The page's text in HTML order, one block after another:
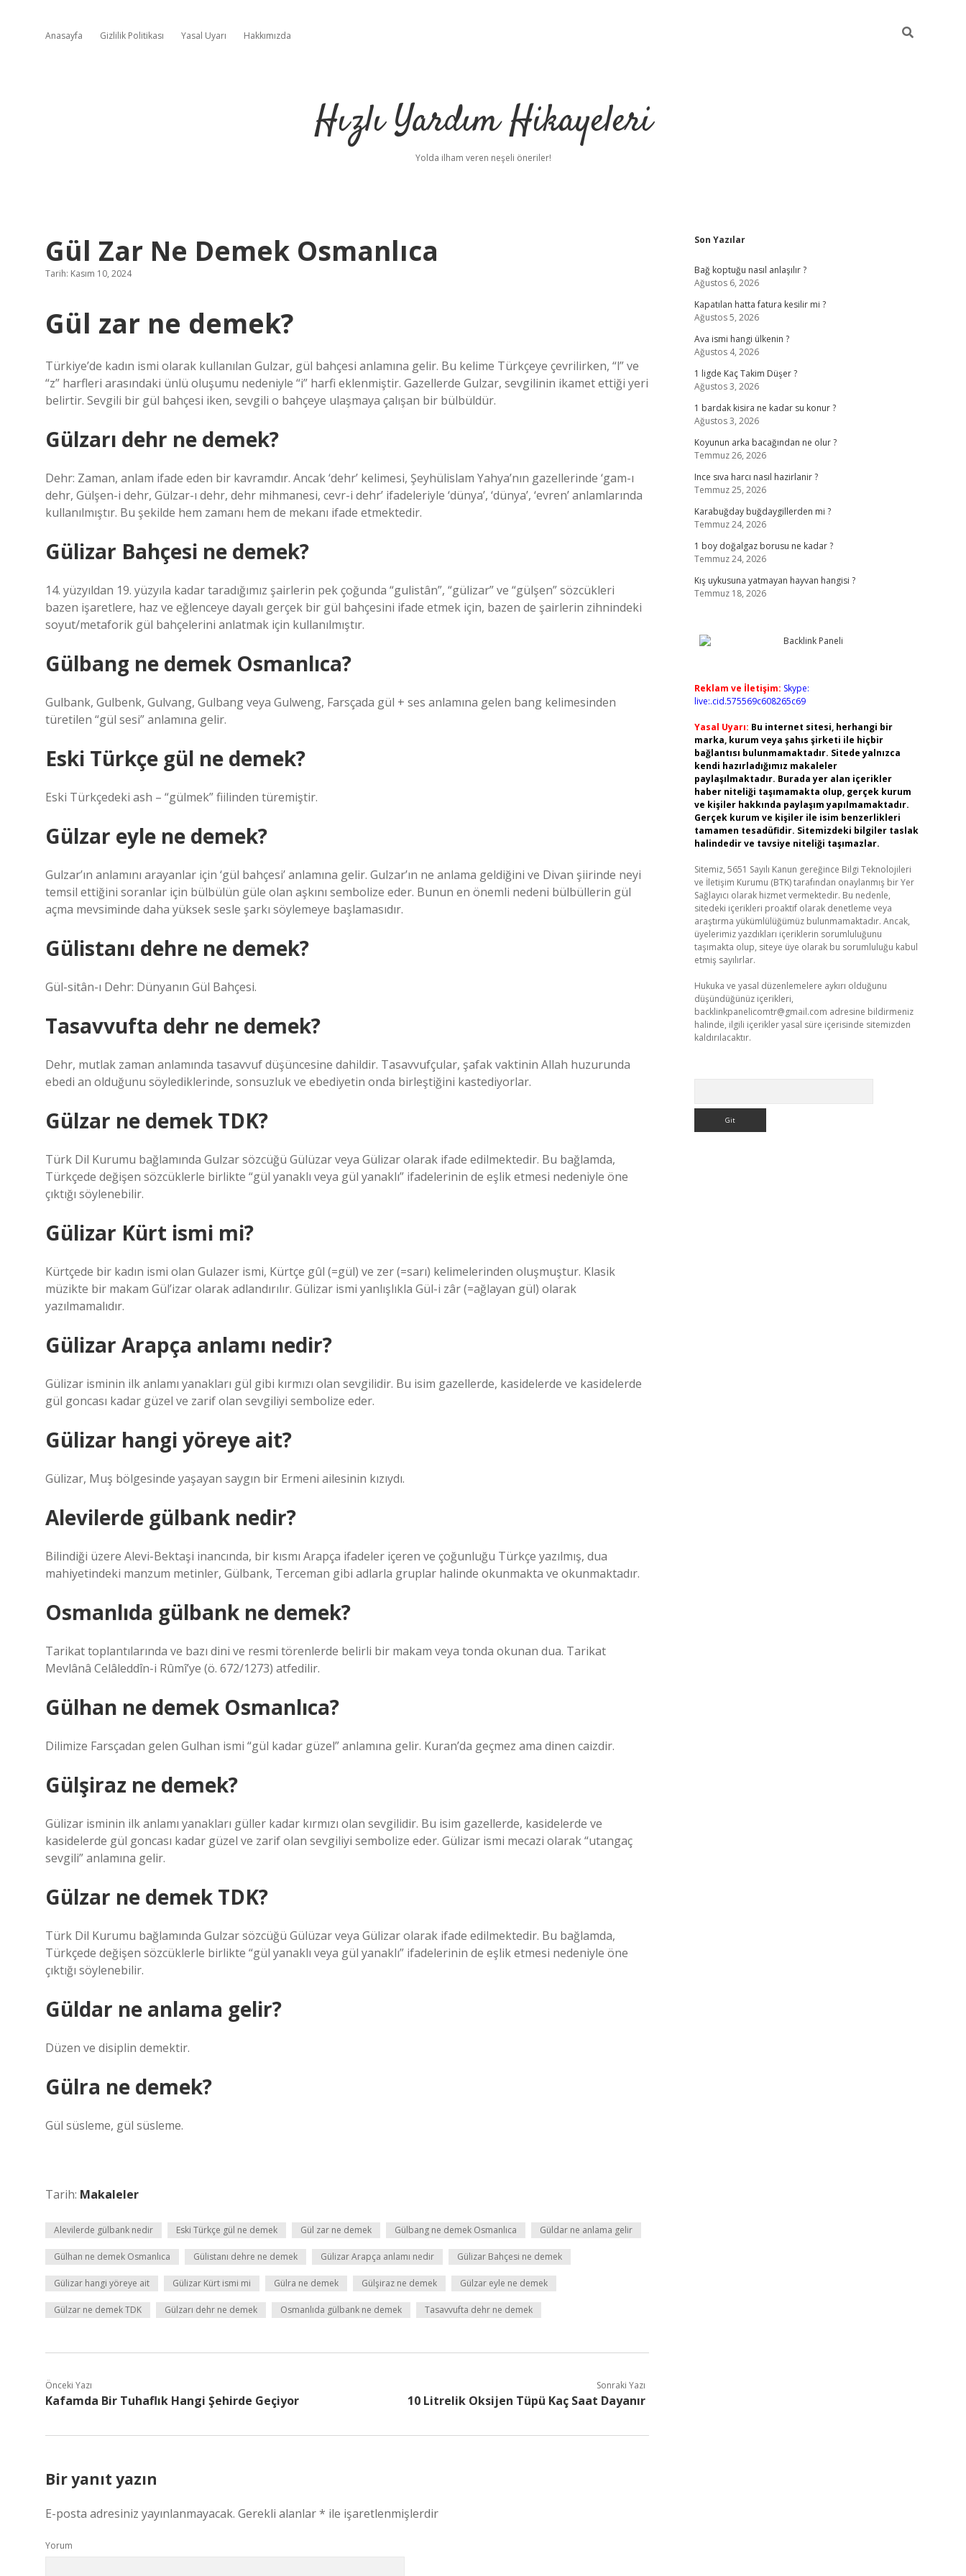
Anasayfa Gizlilik Politikası Yasal Uyarı Hakkımızda
Hızlı Yardım Hikayeleri
Yolda ilham veren neşeli öneriler!
Gül Zar Ne Demek Osmanlıca
Tarih: Kasım 10, 2024
Gül zar ne demek?
Türkiye’de kadın ismi olarak kullanılan Gulzar, gül bahçesi anlamına gelir. Bu kelime Türkçeye çevrilirken, “l” ve
“z” harfleri arasındaki ünlü oluşumu nedeniyle “i” harfi eklenmiştir. Gazellerde Gulzar, sevgilinin ikamet ettiği yeri
belirtir. Sevgili bir gül bahçesi iken, sevgili o bahçeye ulaşmaya çalışan bir bülbüldür.
Gülzarı dehr ne demek?
Dehr: Zaman, anlam ifade eden bir kavramdır. Ancak ‘dehr’ kelimesi, Şeyhülislam Yahya’nın gazellerinde ‘gam-ı
dehr, Gülşen-i dehr, Gülzar-ı dehr, dehr mihmanesi, cevr-i dehr’ ifadeleriyle ‘dünya’, ‘dünya’, ‘evren’ anlamlarında
kullanılmıştır. Bu şekilde hem zamanı hem de mekanı ifade etmektedir.
Gülizar Bahçesi ne demek?
14. yüzyıldan 19. yüzyıla kadar taradığımız şairlerin pek çoğunda “gulistân”, “gülizar” ve “gülşen” sözcükleri
bazen işaretlere, haz ve eğlenceye dayalı gerçek bir gül bahçesini ifade etmek için, bazen de şairlerin zihnindeki
soyut/metaforik gül bahçelerini anlatmak için kullanılmıştır.
Gülbang ne demek Osmanlıca?
Gulbank, Gulbenk, Gulvang, Gulbang veya Gulweng, Farsçada gül + ses anlamına gelen bang kelimesinden
türetilen “gül sesi” anlamına gelir.
Eski Türkçe gül ne demek?
Eski Türkçedeki ash – “gülmek” fiilinden türemiştir.
Gülzar eyle ne demek?
Gulzar’ın anlamını arayanlar için ‘gül bahçesi’ anlamına gelir. Gulzar’ın ne anlama geldiğini ve Divan şiirinde neyi
temsil ettiğini soranlar için bülbülün güle olan aşkını sembolize eder. Bunun en önemli nedeni bülbüllerin gül
açma mevsiminde daha yüksek sesle şarkı söylemeye başlamasıdır.
Gülistanı dehre ne demek?
Gül-sitân-ı Dehr: Dünyanın Gül Bahçesi.
Tasavvufta dehr ne demek?
Dehr, mutlak zaman anlamında tasavvuf düşüncesine dahildir. Tasavvufçular, şafak vaktinin Allah huzurunda
ebedi an olduğunu söylediklerinde, sonsuzluk ve ebediyetin onda birleştiğini kastediyorlar.
Gülzar ne demek TDK?
Türk Dil Kurumu bağlamında Gulzar sözcüğü Gülüzar veya Gülizar olarak ifade edilmektedir. Bu bağlamda,
Türkçede değişen sözcüklerle birlikte “gül yanaklı veya gül yanaklı” ifadelerinin de eşlik etmesi nedeniyle öne
çıktığı söylenebilir.
Gülizar Kürt ismi mi?
Kürtçede bir kadın ismi olan Gulazer ismi, Kürtçe gûl (=gül) ve zer (=sarı) kelimelerinden oluşmuştur. Klasik
müzikte bir makam Gül’izar olarak adlandırılır. Gülizar ismi yanlışlıkla Gül-i zâr (=ağlayan gül) olarak
yazılmamalıdır.
Gülizar Arapça anlamı nedir?
Gülizar isminin ilk anlamı yanakları gül gibi kırmızı olan sevgilidir. Bu isim gazellerde, kasidelerde ve kasidelerde
gül goncası kadar güzel ve zarif olan sevgiliyi sembolize eder.
Gülizar hangi yöreye ait?
Gülizar, Muş bölgesinde yaşayan saygın bir Ermeni ailesinin kızıydı.
Alevilerde gülbank nedir?
Bilindiği üzere Alevi-Bektaşi inancında, bir kısmı Arapça ifadeler içeren ve çoğunluğu Türkçe yazılmış, dua
mahiyetindeki manzum metinler, Gülbank, Terceman gibi adlarla gruplar halinde okunmakta ve okunmaktadır.
Osmanlıda gülbank ne demek?
Tarikat toplantılarında ve bazı dini ve resmi törenlerde belirli bir makam veya tonda okunan dua. Tarikat
Mevlânâ Celâleddîn-i Rûmî’ye (ö. 672/1273) atfedilir.
Gülhan ne demek Osmanlıca?
Dilimize Farsçadan gelen Gulhan ismi “gül kadar güzel” anlamına gelir. Kuran’da geçmez ama dinen caizdir.
Gülşiraz ne demek?
Gülizar isminin ilk anlamı yanakları güller kadar kırmızı olan sevgilidir. Bu isim gazellerde, kasidelerde ve
kasidelerde gül goncası kadar güzel ve zarif olan sevgiliyi sembolize eder. Gülizar ismi mecazi olarak “utangaç
sevgili” anlamına gelir.
Gülzar ne demek TDK?
Türk Dil Kurumu bağlamında Gulzar sözcüğü Gülüzar veya Gülizar olarak ifade edilmektedir. Bu bağlamda,
Türkçede değişen sözcüklerle birlikte “gül yanaklı veya gül yanaklı” ifadelerinin de eşlik etmesi nedeniyle öne
çıktığı söylenebilir.
Güldar ne anlama gelir?
Düzen ve disiplin demektir.
Gülra ne demek?
Gül süsleme, gül süsleme.
Tarih: Makaleler
Alevilerde gülbank nedir Eski Türkçe gül ne demek Gül zar ne demek Gülbang ne demek Osmanlıca Güldar ne anlama gelir
Gülhan ne demek Osmanlıca Gülistanı dehre ne demek Gülizar Arapça anlamı nedir Gülizar Bahçesi ne demek
Gülizar hangi yöreye ait Gülizar Kürt ismi mi Gülra ne demek Gülşiraz ne demek Gülzar eyle ne demek
Gülzar ne demek TDK Gülzarı dehr ne demek Osmanlıda gülbank ne demek Tasavvufta dehr ne demek
Önceki Yazı
Kafamda Bir Tuhaflık Hangi Şehirde Geçiyor
Sonraki Yazı
10 Litrelik Oksijen Tüpü Kaç Saat Dayanır
Bir yanıt yazın
E-posta adresiniz yayınlanmayacak. Gerekli alanlar* ile işaretlenmişlerdir
Yorum
Sidebar
Son Yazılar
Bağ koptuğu nasıl anlaşılır ?
Ağustos 6, 2026
Kapatılan hatta fatura kesilir mi ?
Ağustos 5, 2026
Ava ismi hangi ülkenin ?
Ağustos 4, 2026
1 ligde Kaç Takim Düşer ?
Ağustos 3, 2026
1 bardak kisira ne kadar su konur ?
Ağustos 3, 2026
Koyunun arka bacağından ne olur ?
Temmuz 26, 2026
Ince sıva harcı nasıl hazirlanir ?
Temmuz 25, 2026
Karabuğday buğdaygillerden mi ?
Temmuz 24, 2026
1 boy doğalgaz borusu ne kadar ?
Temmuz 24, 2026
Kış uykusuna yatmayan hayvan hangisi ?
Temmuz 18, 2026
Reklam ve İletişim: Skype:
live:.cid.575569c608265c69
Yasal Uyarı: Bu internet sitesi, herhangi bir
marka, kurum veya şahıs şirketi ile hiçbir
bağlantısı bulunmamaktadır. Sitede yalnızca
kendi hazırladığımız makaleler
paylaşılmaktadır. Burada yer alan içerikler
haber niteliği taşımamakta olup, gerçek kurum
ve kişiler hakkında paylaşım yapılmamaktadır.
Gerçek kurum ve kişiler ile isim benzerlikleri
tamamen tesadüfidir. Sitemizdeki bilgiler taslak
halindedir ve tavsiye niteliği taşımazlar.
Sitemiz, 5651 Sayılı Kanun gereğince Bilgi Teknolojileri
ve İletişim Kurumu (BTK) tarafından onaylanmış bir Yer
Sağlayıcı olarak hizmet vermektedir. Bu nedenle,
sitedeki içerikleri proaktif olarak denetleme veya
araştırma yükümlülüğümüz bulunmamaktadır. Ancak,
üyelerimiz yazdıkları içeriklerin sorumluluğunu
taşımakta olup, siteye üye olarak bu sorumluluğu kabul
etmiş sayılırlar.
Hukuka ve yasal düzenlemelere aykırı olduğunu
düşündüğünüz içerikleri,
backlinkpanelicomtr@gmail.com adresine bildirmeniz
halinde, ilgili içerikler yasal süre içerisinde sitemizden
kaldırılacaktır.